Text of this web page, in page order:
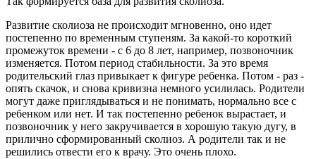
Развитие сколиоза не происходит мгновенно, оно идет
постепенно по временным ступеням. За какой-то короткий
промежуток времени - с 6 до 8 лет, например, позвоночник
изменяется. Потом период стабильности. За это время
родительский глаз привыкает к фигуре ребенка. Потом - раз -
опять скачок, и снова кривизна немного усилилась. Родители
могут даже приглядываться и не понимать, нормально все с
ребенком или нет. И так постепенно ребенок вырастает, и
позвоночник у него закручивается в хорошую такую дугу, в
прилично сформированный сколиоз. А родители так и не
решились отвести его к врачу. Это очень плохо.